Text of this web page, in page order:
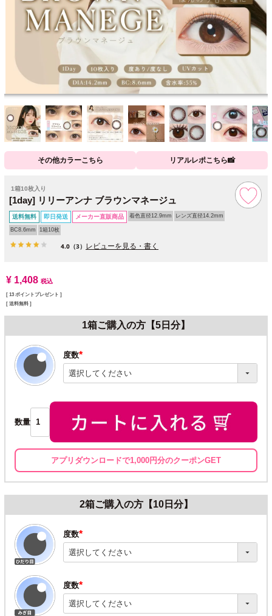
その他カラーこちら リアルレポこちら📸
1箱10枚入り
[1day] リリーアンナ ブラウンマネージュ
送料無料 即日発送 メーカー直販商品 着色直径12.9mm レンズ直径14.2mm
BC8.6mm 1箱10枚
4.0 （3） レビューを見る・書く
¥ 1,408 税込
[ 13 ポイントプレゼント ]
送料無料
1箱ご購入の方【5日分】
度数
(必
須)
数量
アプリダウンロードで1,000円分のクーポンGET
2箱ご購入の方【10日分】
度数
(必
須)
度数
(必
須)